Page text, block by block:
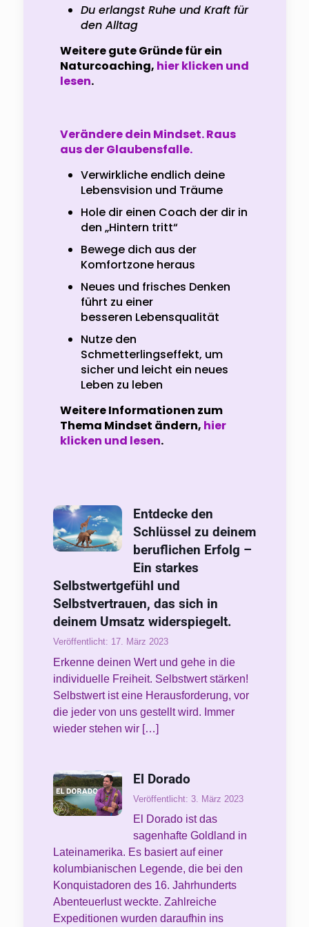
Du erlangst Ruhe und Kraft für
den Alltag
Weitere gute Gründe für ein
Naturcoaching, hier klicken und
lesen.
Verändere dein Mindset. Raus
aus der Glaubensfalle.
Verwirkliche endlich deine
Lebensvision und Träume
Hole dir einen Coach der dir in
den „Hintern tritt“
Bewege dich aus der
Komfortzone heraus
Neues und frisches Denken
führt zu einer
besseren Lebensqualität
Nutze den
Schmetterlingseffekt, um
sicher und leicht ein neues
Leben zu leben
Weitere Informationen zum
Thema Mindset ändern, hier
klicken und lesen.
Entdecke den
Schlüssel zu deinem
beruflichen Erfolg –
Ein starkes
Selbstwertgefühl und
Selbstvertrauen, das sich in
deinem Umsatz widerspiegelt.
Veröffentlicht: 17. März 2023
Erkenne deinen Wert und gehe in die
individuelle Freiheit. Selbstwert stärken!
Selbstwert ist eine Herausforderung, vor
die jeder von uns gestellt wird. Immer
wieder stehen wir[…]
El Dorado
Veröffentlicht: 3. März 2023
El Dorado ist das
sagenhafte Goldland in
Lateinamerika. Es basiert auf einer
kolumbianischen Legende, die bei den
Konquistadoren des 16. Jahrhunderts
Abenteuerlust weckte. Zahlreiche
Expeditionen wurden daraufhin ins